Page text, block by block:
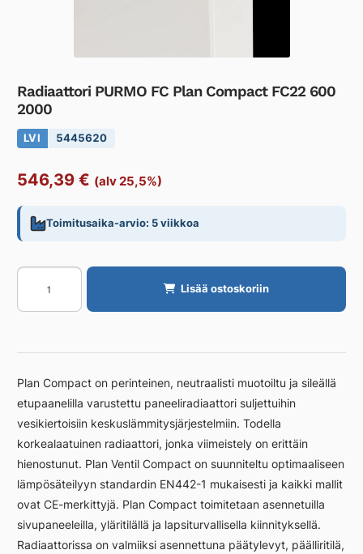
Radiaattori PURMO FC Plan Compact FC22 600
2000
LVI 5445620
546,39 € (alv 25,5%)
Toimitusaika-arvio: 5 viikkoa
Radiaattori
PURMO
FC
Compact
600
2000
määrä
Lisää ostoskoriin
Plan Compact on perinteinen, neutraalisti muotoiltu ja sileällä
etupaanelilla varustettu paneeliradiaattori suljettuihin
vesikiertoisiin keskuslämmitysjärjestelmiin. Todella
korkealaatuinen radiaattori, jonka viimeistely on erittäin
hienostunut. Plan Ventil Compact on suunniteltu optimaaliseen
lämpösäteilyyn standardin EN442-1 mukaisesti ja kaikki mallit
ovat CE-merkittyjä. Plan Compact toimitetaan asennetuilla
sivupaneeleilla, yläritilällä ja lapsiturvallisella kiinnityksellä.
Radiaattorissa on valmiiksi asennettuna päätylevyt, päälliritilä,